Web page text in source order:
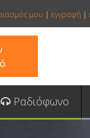
μου | εγγραφή |
Ραδιόφωνο